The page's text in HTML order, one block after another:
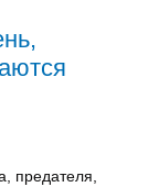
предателя,